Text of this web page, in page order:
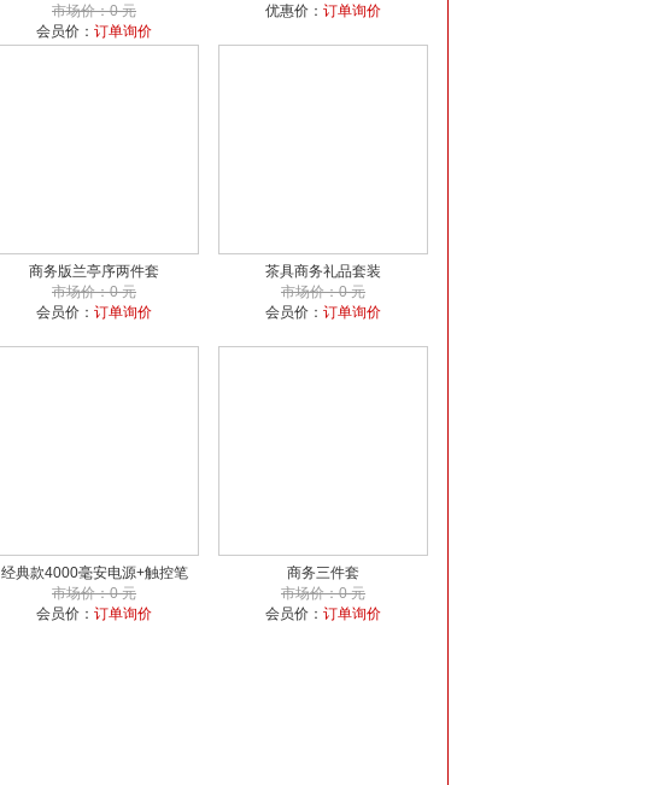
市场价：0 元
会员价： 订单询价
优惠价： 订单询价
商务版兰亭序两件套
市场价：0 元
会员价： 订单询价
茶具商务礼品套装
市场价：0 元
会员价： 订单询价
经典款4000毫安电源+触控笔
市场价：0 元
会员价： 订单询价
商务三件套
市场价：0 元
会员价： 订单询价